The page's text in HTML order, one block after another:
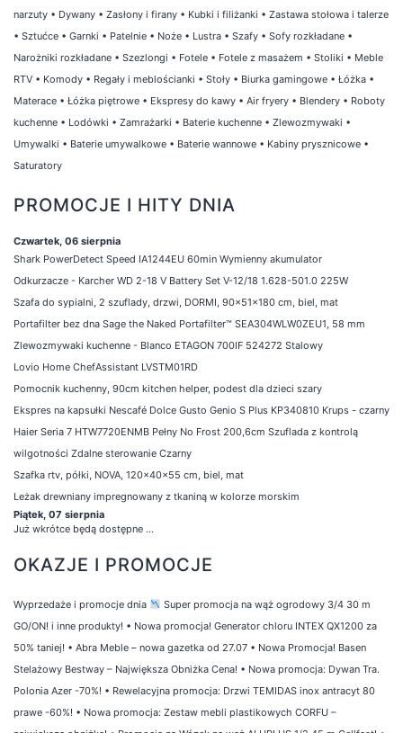
narzuty • Dywany • Zasłony i firany • Kubki i filiżanki • Zastawa stołowa i talerze
• Sztućce • Garnki • Patelnie • Noże • Lustra • Szafy • Sofy rozkładane •
Narożniki rozkładane • Szezlongi • Fotele • Fotele z masażem • Stoliki • Meble
RTV • Komody • Regały i meblościanki • Stoły • Biurka gamingowe • Łóżka •
Materace • Łóżka piętrowe • Ekspresy do kawy • Air fryery • Blendery • Roboty
kuchenne • Lodówki • Zamrażarki • Baterie kuchenne • Zlewozmywaki •
Umywalki • Baterie umywalkowe • Baterie wannowe • Kabiny prysznicowe •
Saturatory
PROMOCJE I HITY DNIA
Czwartek, 06 sierpnia
Shark PowerDetect Speed IA1244EU 60min Wymienny akumulator
Odkurzacze - Karcher WD 2-18 V Battery Set V-12/18 1.628-501.0 225W
Szafa do sypialni, 2 szuflady, drzwi, DORMI, 90x51x180 cm, biel, mat
Portafilter bez dna Sage the Naked Portafilter™ SEA304WLW0ZEU1, 58 mm
Zlewozmywaki kuchenne - Blanco ETAGON 700IF 524272 Stalowy
Lovio Home ChefAssistant LVSTM01RD
Pomocnik kuchenny, 90cm kitchen helper, podest dla dzieci szary
Ekspres na kapsułki Nescafé Dolce Gusto Genio S Plus KP340810 Krups - czarny
Haier Seria 7 HTW7720ENMB Pełny No Frost 200,6cm Szuflada z kontrolą
wilgotności Zdalne sterowanie Czarny
Szafka rtv, półki, NOVA, 120x40x55 cm, biel, mat
Leżak drewniany impregnowany z tkaniną w kolorze morskim
Piątek, 07 sierpnia
Już wkrótce będą dostępne ...
OKAZJE I PROMOCJE
Wyprzedaże i promocje dnia
Super promocja na wąż ogrodowy 3/4 30 m
GO/ON! i inne produkty! • Nowa promocja! Generator chloru INTEX QX1200 za
50% taniej! • Abra Meble – nowa gazetka od 27.07 • Nowa Promocja! Basen
Stelażowy Bestway – Największa Obniżka Cena! • Nowa promocja: Dywan Tra.
Polonia Azer -70%! • Rewelacyjna promocja: Drzwi TEMIDAS inox antracyt 80
prawe -60%! • Nowa promocja: Zestaw mebli plastikowych CORFU –